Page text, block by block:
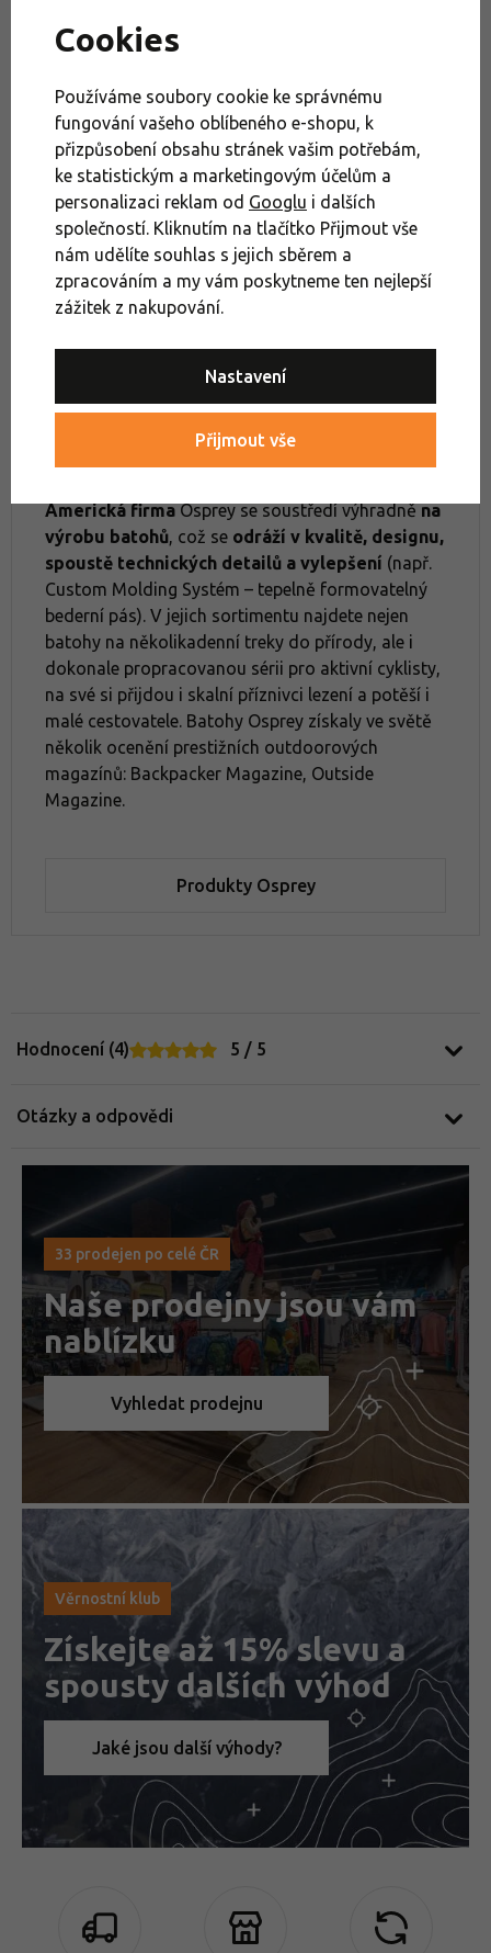
Recenze a rady
Kam na letní trek? Nejkrásnější treky v Evropě
Zavolejte našemu outdoor expertovi
+420 379 200 777
nebo se zastavte na kterékoli
naší prodejně
Krosny a velké batohy nad 51 litrů Pánské batohy
Pánské outdoorové turistické batohy
Pánské krosny a velké batohy nad 51 litrů
Osprey
Americká firma Osprey se soustředí výhradně na
výrobu batohů, což se odráží v kvalitě, designu,
spoustě technických detailů a vylepšení (např.
Custom Molding Systém – tepelně formovatelný
bederní pás). V jejich sortimentu najdete nejen
batohy na několikadenní treky do přírody, ale i
dokonale propracovanou sérii pro aktivní cyklisty,
na své si přijdou i skalní příznivci lezení a potěší i
malé cestovatele. Batohy Osprey získaly ve světě
několik ocenění prestižních outdoorových
magazínů: Backpacker Magazine, Outside
Magazine.
Produkty Osprey
Hodnocení (4) 5 / 5
Otázky a odpovědi
33 prodejen po celé ČR
Naše prodejny jsou vám
nablízku
Vyhledat prodejnu
Věrnostní klub
Získejte až 15% slevu a
spousty dalších výhod
Jaké jsou další výhody?
Cookies
Používáme soubory cookie ke správnému
fungování vašeho oblíbeného e-shopu, k
přizpůsobení obsahu stránek vašim potřebám,
ke statistickým a marketingovým účelům a
personalizaci reklam od Googlu i dalších
společností. Kliknutím na tlačítko Přijmout vše
nám udělíte souhlas s jejich sběrem a
zpracováním a my vám poskytneme ten nejlepší
zážitek z nakupování.
Nastavení
Přijmout vše